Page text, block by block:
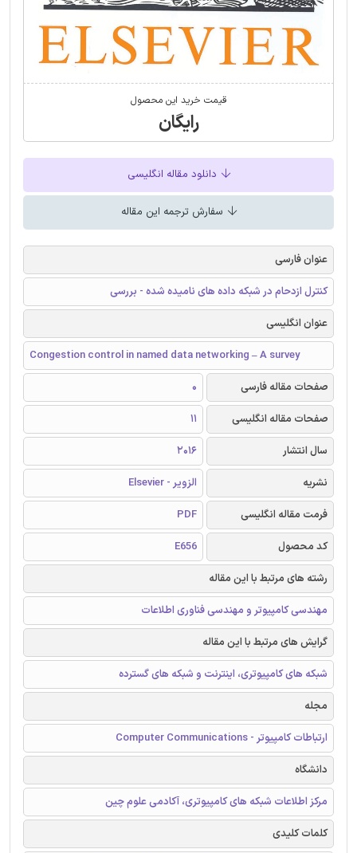
قیمت خرید این محصول
رایگان
دانلود مقاله انگلیسی
سفارش ترجمه این مقاله
عنوان فارسی
کنترل ازدحام در شبکه داده های نامیده شده - بررسی
عنوان انگلیسی
Congestion control in named data networking – A survey
صفحات مقاله فارسی
0
صفحات مقاله انگلیسی
11
سال انتشار
2016
نشریه
الزویر - Elsevier
فرمت مقاله انگلیسی
PDF
کد محصول
E656
رشته های مرتبط با این مقاله
مهندسی کامپیوتر و مهندسی فناوری اطلاعات
گرایش های مرتبط با این مقاله
شبکه های کامپیوتری، اینترنت و شبکه های گسترده
مجله
ارتباطات کامپیوتر - Computer Communications
دانشگاه
مرکز اطلاعات شبکه های کامپیوتری، آکادمی علوم چین
کلمات کلیدی